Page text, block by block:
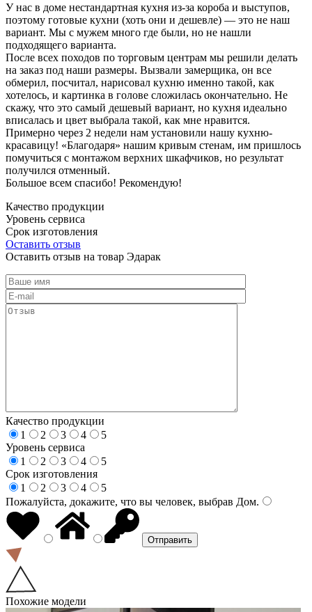
У нас в доме нестандартная кухня из-за короба и выступов,
поэтому готовые кухни (хоть они и дешевле) — это не наш
вариант. Мы с мужем много где были, но не нашли
подходящего варианта.
После всех походов по торговым центрам мы решили делать
на заказ под наши размеры. Вызвали замерщика, он все
обмерил, посчитал, нарисовал кухню именно такой, как
хотелось, и картинка в голове сложилась окончательно. Не
скажу, что это самый дешевый вариант, но кухня идеально
вписалась и цвет выбрала такой, как мне нравится.
Примерно через 2 недели нам установили нашу кухню-
красавицу! «Благодаря» нашим кривым стенам, им пришлось
помучиться с монтажом верхних шкафчиков, но результат
получился отменный.
Большое всем спасибо! Рекомендую!
Качество продукции
Уровень сервиса
Срок изготовления
Оставить отзыв
Оставить отзыв на товар Эдарак
Качество продукции
1
2 3 4
5
Уровень сервиса
1
2 3 4
5
Срок изготовления
1
2 3 4
5
Пожалуйста, докажите, что вы человек, выбрав Дом.
Похожие модели